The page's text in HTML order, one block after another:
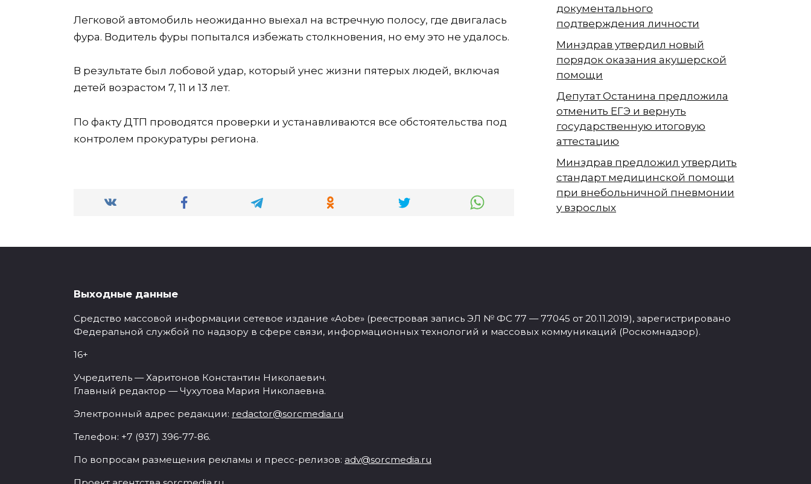
Легковой автомобиль неожиданно выехал на встречную полосу, где двигалась
фура. Водитель фуры попытался избежать столкновения, но ему это не удалось.
В результате был лобовой удар, который унес жизни пятерых людей, включая
детей возрастом 7, 11 и 13 лет.
По факту ДТП проводятся проверки и устанавливаются все обстоятельства под
контролем прокуратуры региона.
документального
подтверждения личности
Минздрав утвердил новый
порядок оказания акушерской
помощи
Депутат Останина предложила
отменить ЕГЭ и вернуть
государственную итоговую
аттестацию
Минздрав предложил утвердить
стандарт медицинской помощи
при внебольничной пневмонии
у взрослых
Выходные данные
Средство массовой информации сетевое издание «Aobe» (реестровая запись ЭЛ № ФС 77 — 77045 от 20.11.2019), зарегистрировано
Федеральной службой по надзору в сфере связи, информационных технологий и массовых коммуникаций (Роскомнадзор).
16+
Учредитель — Харитонов Константин Николаевич.
Главный редактор — Чухутова Мария Николаевна.
Электронный адрес редакции: redactor@sorcmedia.ru
Телефон: +7 (937) 396-77-86.
По вопросам размещения рекламы и пресс-релизов: adv@sorcmedia.ru